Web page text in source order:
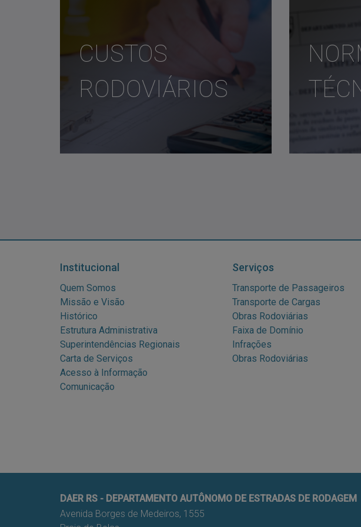
CUSTOS
RODOVIÁRIOS
Institucional
Quem Somos
Missão e Visão
Histórico
Estrutura Administrativa
Superintendências Regionais
Carta de Serviços
Acesso à Informação
Comunicação
Serviços
Transporte de Passageiros
Transporte de Cargas
Obras Rodoviárias
Faixa de Domínio
Infrações
Obras Rodoviárias
DAER RS - DEPARTAMENTO AUTÔNOMO DE ESTRADAS DE RODAGEM
Avenida Borges de Medeiros, 1555